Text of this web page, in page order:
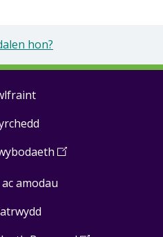
hon?
(Open
a
amodau